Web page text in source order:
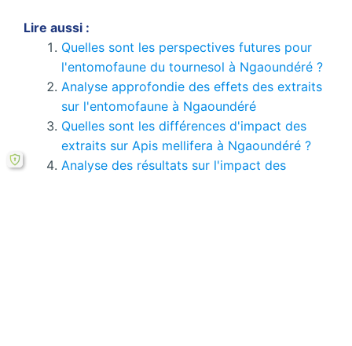
Lire aussi :
Quelles sont les perspectives futures pour
l'entomofaune du tournesol à Ngaoundéré ?
Analyse approfondie des effets des extraits
sur l'entomofaune à Ngaoundéré
Quelles sont les différences d'impact des
extraits sur Apis mellifera à Ngaoundéré ?
Analyse des résultats sur l'impact des